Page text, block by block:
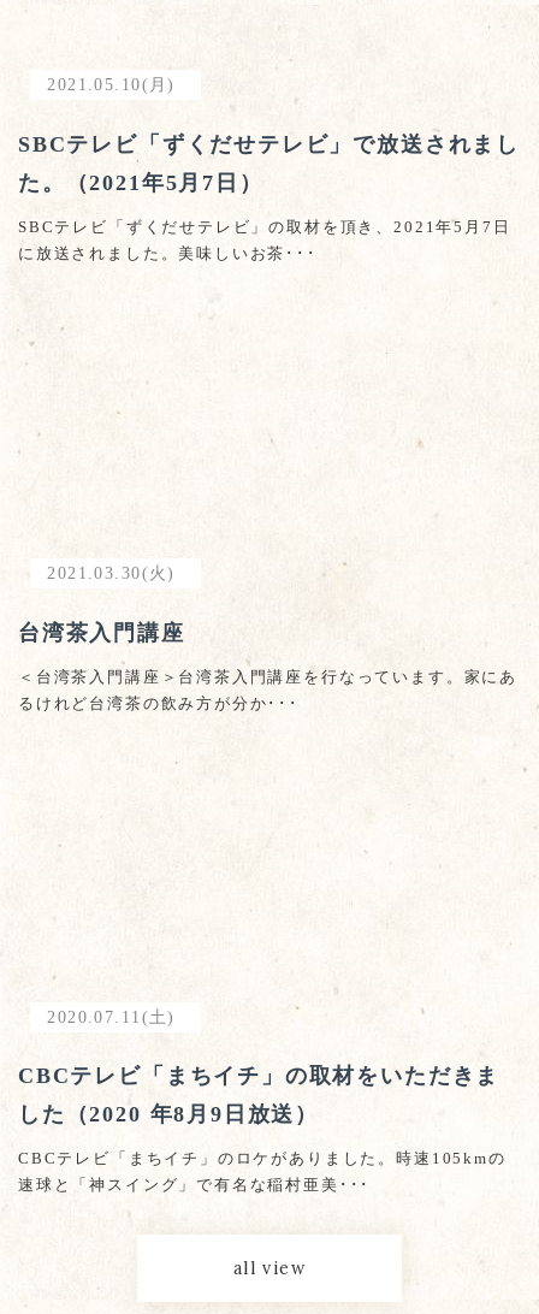
2021.05.10(月)
SBCテレビ「ずくだせテレビ」で放送されまし
た。（2021年5月7日）
SBCテレビ「ずくだせテレビ」の取材を頂き、2021年5月7日
に放送されました。美味しいお茶･･･
2021.03.30(火)
台湾茶入門講座
＜台湾茶入門講座＞台湾茶入門講座を行なっています。家にあ
るけれど台湾茶の飲み方が分か･･･
2020.07.11(土)
CBCテレビ「まちイチ」の取材をいただきま
した（2020 年8月9日放送）
CBCテレビ「まちイチ」のロケがありました。時速105kmの
速球と「神スイング」で有名な稲村亜美･･･
all view